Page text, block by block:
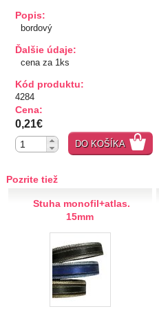
TIPY NA DARČEKY
Zľavnené
Aplikácie
Bižutérny kútik
Burda strihy
Dekorácie
Gombíky kuchárske
Gombíky stláčacie, riflové
Popis:
bordový
Ďalšie údaje:
cena za 1ks
Kód produktu:
4284
Cena:
0,21€
DO KOŠÍKA
Pozrite tiež
Stuha monofil+atlas.
15mm